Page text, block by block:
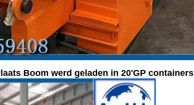
Boom werd geladen in 20'GP containers